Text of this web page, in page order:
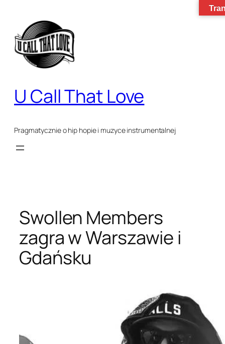
treści
U Call That Love
Pragmatycznie o hip hopie i muzyce instrumentalnej
Swollen Members
zagra w Warszawie i
Gdańsku